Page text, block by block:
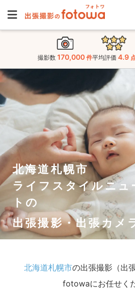
撮影数 170,000 件平均評価 4.9
北海道札幌市
ライフスタイルニュ
トの
出張撮影・出張カメ
北海道札幌市の出張撮影（出
fotowaにお任せく